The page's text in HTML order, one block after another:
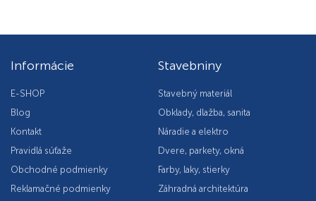
Informácie
E-SHOP
Blog
Kontakt
Pravidlá súťaže
Obchodné podmienky
Reklamačné podmienky
Stavebniny
Stavebný materiál
Obklady, dlažba, sanita
Náradie a elektro
Dvere, parkety, okná
Farby, laky, stierky
Záhradná architektúra